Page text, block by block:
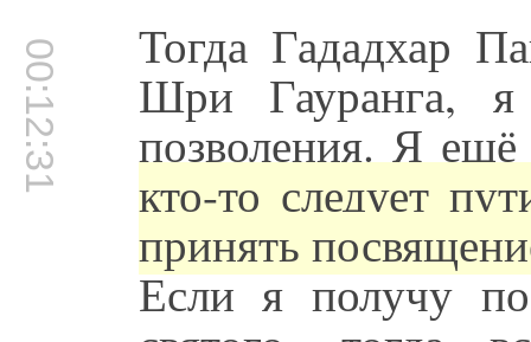
00:12:31 Тогда Гададхар
Шри Гауранга,
позволения. Я
кто-то следует
принять
Если я получу